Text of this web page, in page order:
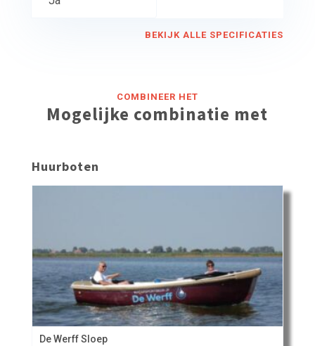
BEKIJK ALLE SPECIFICATIES
COMBINEER HET
Mogelijke combinatie met
Huurboten
De Werff Sloep